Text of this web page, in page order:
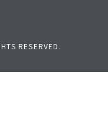
RESERVED.